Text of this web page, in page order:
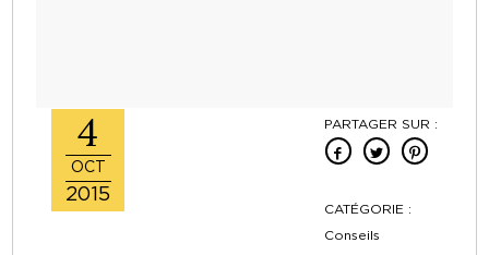
4
OCT
2015
PARTAGER SUR :
CATÉGORIE :
Conseils